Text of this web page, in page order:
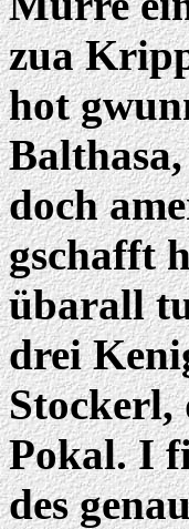
zua
hot
doch
gschafft
übarall
drei
Stockerl,
Pokal. I
des